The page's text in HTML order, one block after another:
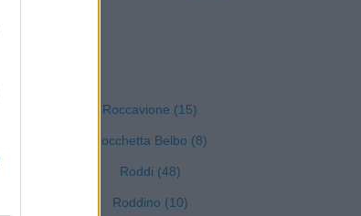
Roccavione (15)
Rocchetta Belbo (8)
Roddi (48)
Roddino (10)